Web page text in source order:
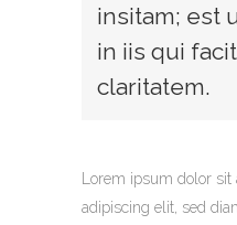
insitam; est
in iis qui
claritatem.
Lorem ipsum dolor
adipiscing elit, sed